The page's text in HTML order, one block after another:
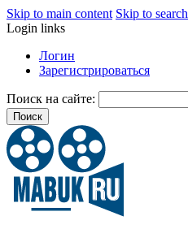
Skip to main content Skip to search
Login links
Логин
Зарегистрироваться
Поиск на сайте: